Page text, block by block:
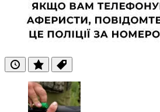
ОстанніПопулярні
Теги